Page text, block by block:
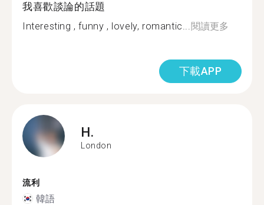
我喜歡談論的話題
Interesting , funny , lovely, romantic...閱讀更多
下載APP
H.
London
流利
韓語